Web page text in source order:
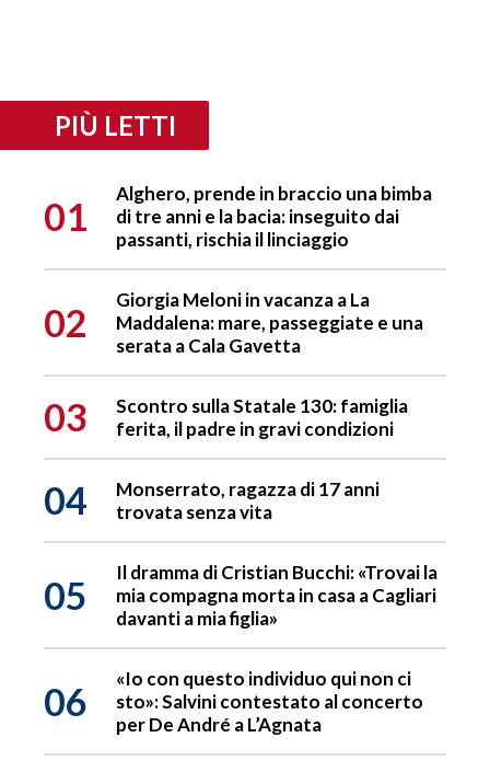
PIÙ LETTI
01
Alghero, prende in braccio una bimba
di tre anni e la bacia: inseguito dai
passanti, rischia il linciaggio
02
Giorgia Meloni in vacanza a La
Maddalena: mare, passeggiate e una
serata a Cala Gavetta
03
Scontro sulla Statale 130: famiglia
ferita, il padre in gravi condizioni
04
Monserrato, ragazza di 17 anni
trovata senza vita
05
Il dramma di Cristian Bucchi: «Trovai la
mia compagna morta in casa a Cagliari
davanti a mia figlia»
06
«Io con questo individuo qui non ci
sto»: Salvini contestato al concerto
per De André a L’Agnata